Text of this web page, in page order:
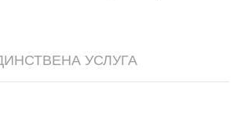
УСЛУГА